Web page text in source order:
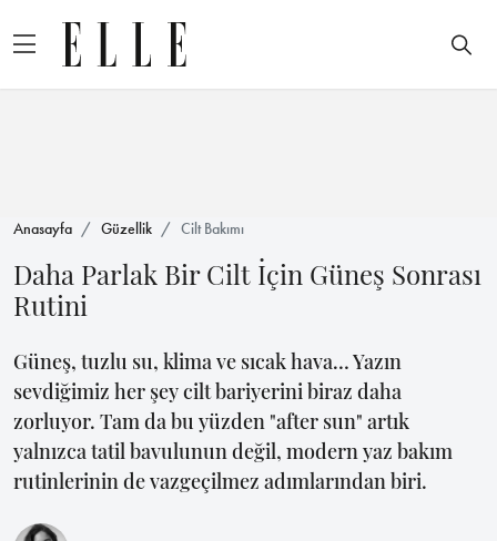
Anasayfa Güzellik Cilt Bakımı
Daha Parlak Bir Cilt İçin Güneş Sonrası
Rutini
Güneş, tuzlu su, klima ve sıcak hava… Yazın
sevdiğimiz her şey cilt bariyerini biraz daha
zorluyor. Tam da bu yüzden "after sun" artık
yalnızca tatil bavulunun değil, modern yaz bakım
rutinlerinin de vazgeçilmez adımlarından biri.